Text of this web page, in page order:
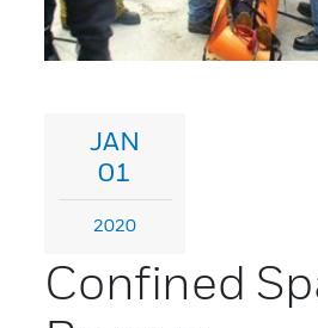
JAN
01
2020
Confined